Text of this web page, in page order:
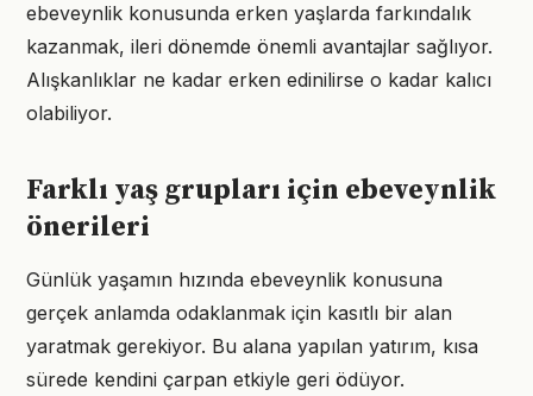
ebeveynlik konusunda erken yaşlarda farkındalık
kazanmak, ileri dönemde önemli avantajlar sağlıyor.
Alışkanlıklar ne kadar erken edinilirse o kadar kalıcı
olabiliyor.
Farklı yaş grupları için ebeveynlik
önerileri
Günlük yaşamın hızında ebeveynlik konusuna
gerçek anlamda odaklanmak için kasıtlı bir alan
yaratmak gerekiyor. Bu alana yapılan yatırım, kısa
sürede kendini çarpan etkiyle geri ödüyor.